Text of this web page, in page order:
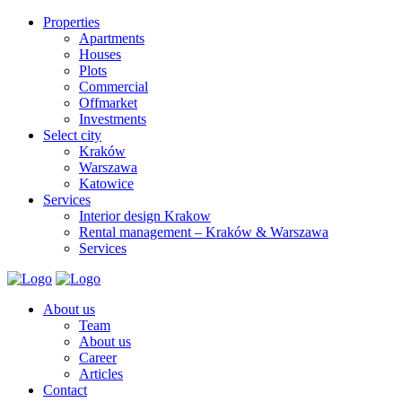
Properties
Apartments
Houses
Plots
Commercial
Offmarket
Investments
Select city
Kraków
Warszawa
Katowice
Services
Interior design Krakow
Rental management – Kraków & Warszawa
Services
About us
Team
About us
Career
Articles
Contact